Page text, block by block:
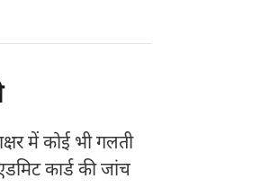
में कोई भी गलती
कार्ड की जांच